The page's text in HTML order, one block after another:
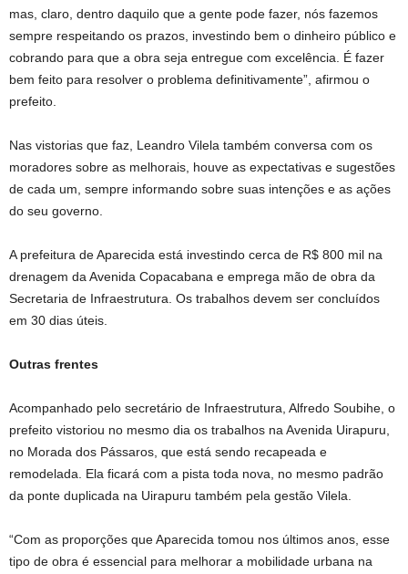
mas, claro, dentro daquilo que a gente pode fazer, nós fazemos
sempre respeitando os prazos, investindo bem o dinheiro público e
cobrando para que a obra seja entregue com excelência. É fazer
bem feito para resolver o problema definitivamente”, afirmou o
prefeito.
Nas vistorias que faz, Leandro Vilela também conversa com os
moradores sobre as melhorais, houve as expectativas e sugestões
de cada um, sempre informando sobre suas intenções e as ações
do seu governo.
A prefeitura de Aparecida está investindo cerca de R$ 800 mil na
drenagem da Avenida Copacabana e emprega mão de obra da
Secretaria de Infraestrutura. Os trabalhos devem ser concluídos
em 30 dias úteis.
Outras frentes
Acompanhado pelo secretário de Infraestrutura, Alfredo Soubihe, o
prefeito vistoriou no mesmo dia os trabalhos na Avenida Uirapuru,
no Morada dos Pássaros, que está sendo recapeada e
remodelada. Ela ficará com a pista toda nova, no mesmo padrão
da ponte duplicada na Uirapuru também pela gestão Vilela.
“Com as proporções que Aparecida tomou nos últimos anos, esse
tipo de obra é essencial para melhorar a mobilidade urbana na